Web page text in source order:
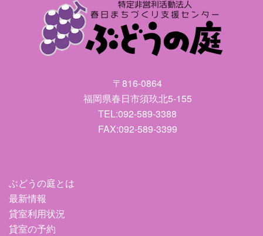
〒816-0864
福岡県春日市須玖北5-155
TEL:092-589-3388
FAX:092-589-3399
ぶどうの庭とは
最新情報
貸室利用状況
貸室の予約